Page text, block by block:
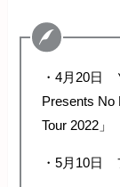
・4月20日
Presents No
Tour 2022」
・5月10日